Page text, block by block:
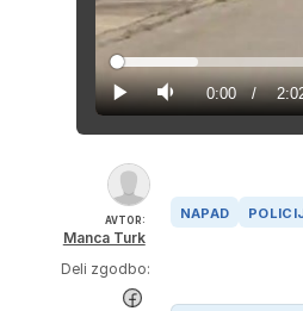
Predvajaj
Tiho Current
Time
0:00 /
Loaded:
8.09%
AVTOR:
Manca Turk
Deli zgodbo:
NAPAD